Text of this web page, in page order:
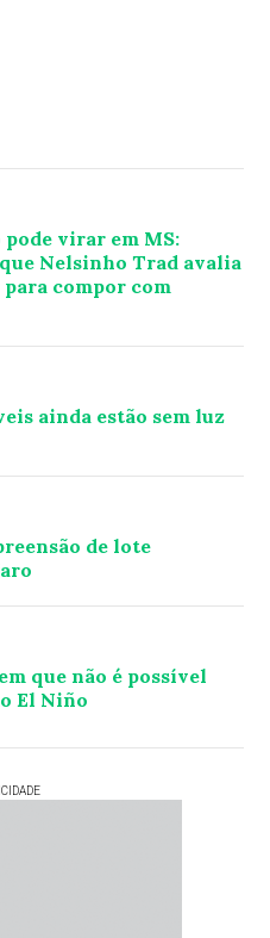
virar em MS:
Nelsinho Trad avalia
compor com
ainda estão sem luz
de lote
que não é possível
El Niño